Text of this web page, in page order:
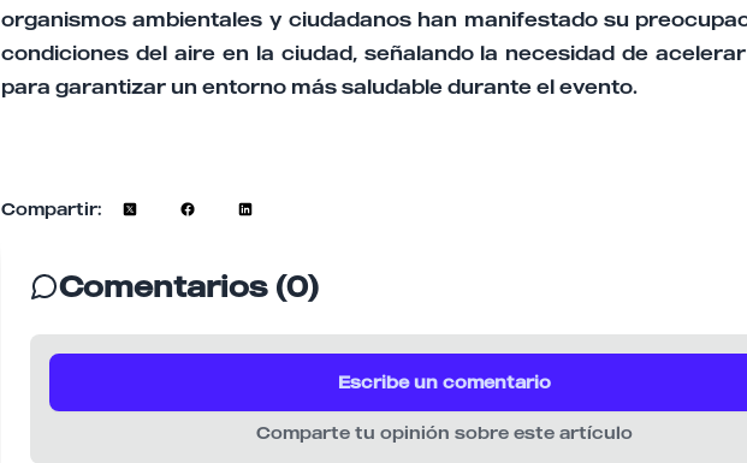
organismos ambientales y ciudadanos han manifestado su
condiciones del aire en la ciudad, señalando la necesidad de
para garantizar un entorno más saludable durante el evento.
Compartir:
Comentarios (0)
Escribe un comentario
Comparte tu opinión sobre este artículo